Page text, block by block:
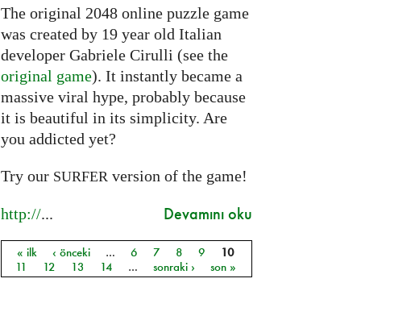
The original 2048 online puzzle game
was created by 19 year old Italian
developer Gabriele Cirulli (see the
original game). It instantly became a
massive viral hype, probably because
it is beautiful in its simplicity. Are
you addicted yet?
Try our SURFER version of the game!
http://... Devamını oku
Sayfalar
« ilk ‹ önceki … 6 7 8 9
10
11
12 13 14 … sonraki › son »